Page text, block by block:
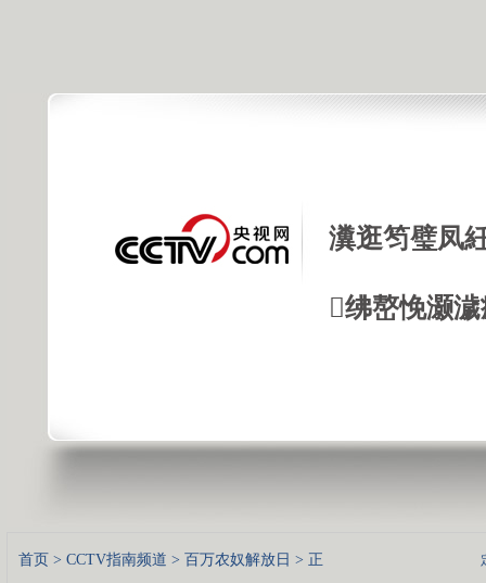
瀵逛笉璧凤
绋嶅悗灏
首页 > CCTV指南频道 > 百万农奴解放日 > 正